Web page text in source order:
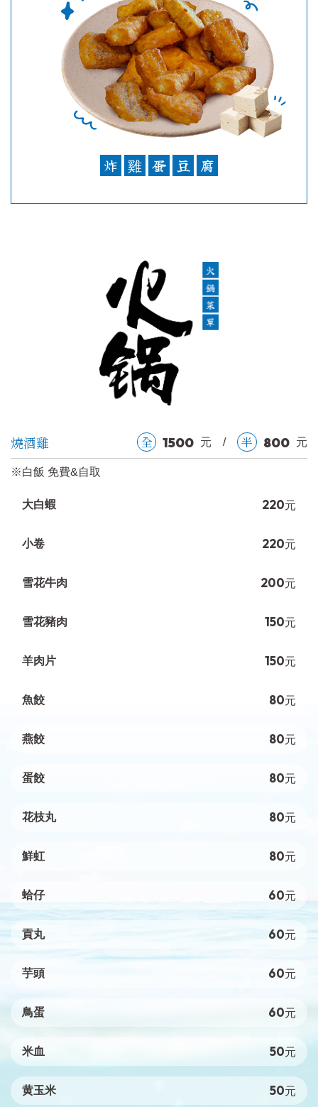
炸 雞 蛋 豆 腐
燒酒雞 全 1500 元 / 半 800 元
※白飯 免費&自取
大白蝦 220元
小卷 220元
雪花牛肉 200元
雪花豬肉 150元
羊肉片 150元
魚餃 80元
燕餃 80元
蛋餃 80元
花枝丸 80元
鮮虹 80元
蛤仔 60元
貢丸 60元
芋頭 60元
鳥蛋 60元
米血 50元
黄玉米 50元